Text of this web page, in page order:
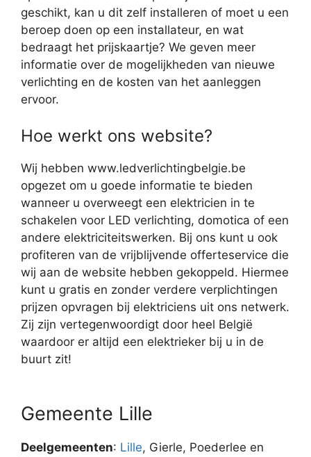
geschikt, kan u dit zelf installeren of moet u een
beroep doen op een installateur, en wat
bedraagt het prijskaartje? We geven meer
informatie over de mogelijkheden van nieuwe
verlichting en de kosten van het aanleggen
ervoor.
Hoe werkt ons website?
Wij hebben www.ledverlichtingbelgie.be
opgezet om u goede informatie te bieden
wanneer u overweegt een elektricien in te
schakelen voor LED verlichting, domotica of een
andere elektriciteitswerken. Bij ons kunt u ook
profiteren van de vrijblijvende offerteservice die
wij aan de website hebben gekoppeld. Hiermee
kunt u gratis en zonder verdere verplichtingen
prijzen opvragen bij elektriciens uit ons netwerk.
Zij zijn vertegenwoordigt door heel België
waardoor er altijd een elektrieker bij u in de
buurt zit!
Gemeente Lille
Deelgemeenten: Lille, Gierle, Poederlee en